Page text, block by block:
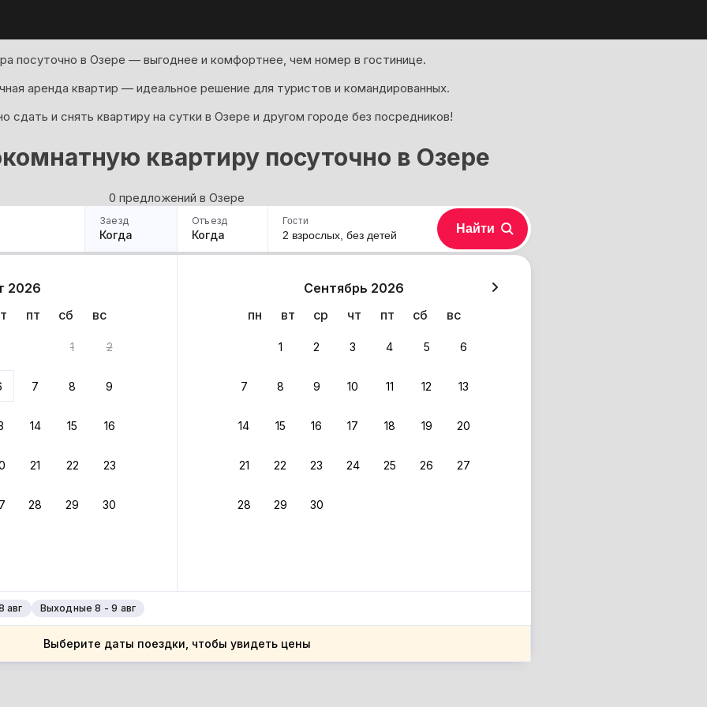
посуточно в Озере — выгоднее и комфортнее, чем номер в гостинице.
аренда квартир — идеальное решение для туристов и командированных.
сдать и снять квартиру на сутки в Озере и другом городе без посредников!
квартиру посуточно в Озере
0 предложений в Озере
Заезд
Когда
Отъезд
Когда
2026
пт сб вс
1 2
7 8 9
14 15 16
21 22 23
28 29 30
Сентябрь 2026
пн
вт ср чт пт сб вс
1 2 3 4 5 6
7 8 9 10 11 12 13
14 15 16 17 18 19 20
21 22 23 24 25 26 27
28 29 30
авг Выходные 8 - 9 авг
Выберите даты поездки, чтобы увидеть цены
Гости
2 взрослых, без детей Найти
вариант из результатов поиска не соответствует заданным фильтрам.
область